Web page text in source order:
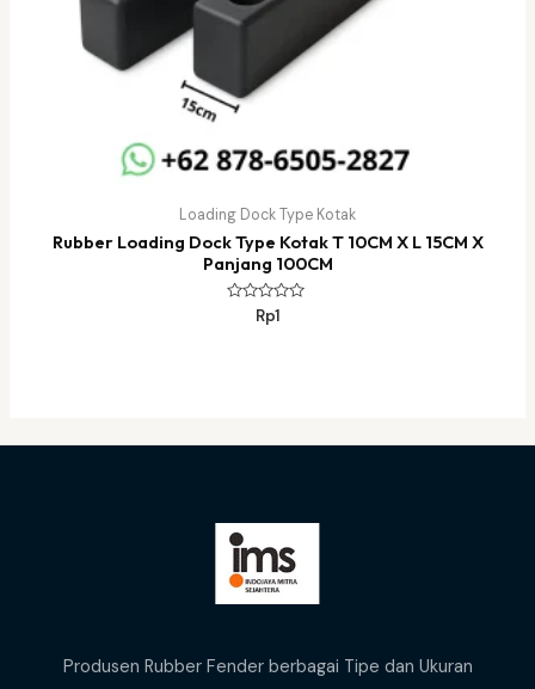
Loading Dock Type Kotak
Rubber Loading Dock Type Kotak T 10CM X L 15CM X
Panjang 100CM
Dinilai
Rp1
Produsen Rubber Fender berbagai Tipe dan Ukuran